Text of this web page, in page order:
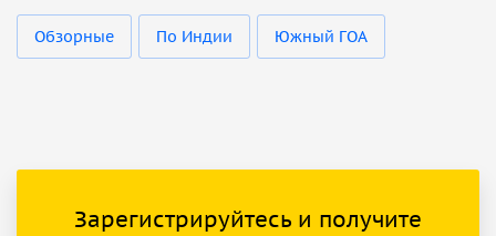
Обзорные По Индии Южный ГОА
Зарегистрируйтесь и получите